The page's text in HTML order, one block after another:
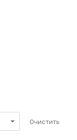
Очистить